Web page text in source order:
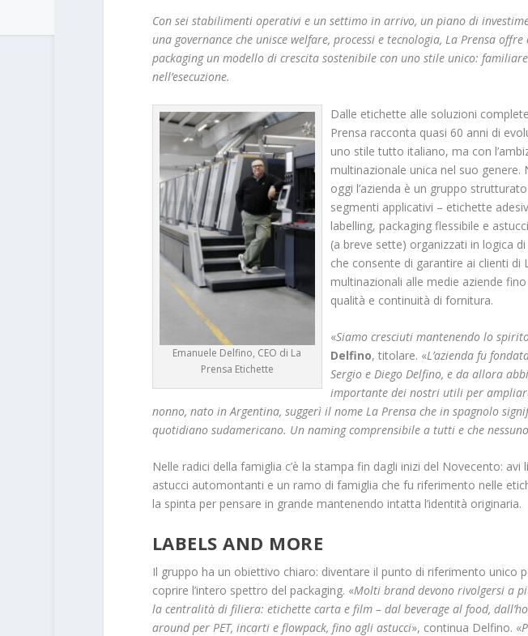
Con sei stabilimenti operativi e un settimo in arrivo, un piano di
una governance che unisce welfare, processi e tecnologia, La Prensa
packaging un modello di crescita sostenibile con uno stile unico:
nell’esecuzione.
Emanuele Delfino, CEO di La
Prensa Etichette
Dalle etichette alle soluzioni
Prensa racconta quasi 60 anni di
uno stile tutto italiano, ma con
multinazionale unica nel suo
oggi l’azienda è un gruppo
segmenti applicativi – etichette
labelling, packaging flessibile e
(a breve sette) organizzati in logica
che consente di garantire ai clienti di
multinazionali alle medie aziende
qualità e continuità di fornitura.
«Siamo cresciuti mantenendo lo
Delfino, titolare. «L’azienda fu
Sergio e Diego Delfino, e da allora
importante dei nostri utili per
nonno, nato in Argentina, suggerì il nome La Prensa che in spagnolo
quotidiano sudamericano. Un naming comprensibile a tutti e che
Nelle radici della famiglia c’è la stampa fin dagli inizi del Novecento:
astucci automontanti e un ramo di famiglia che fu riferimento nelle
la spinta per pensare in grande mantenendo intatta l’identità originaria.
LABELS AND MORE
Il gruppo ha un obiettivo chiaro: diventare il punto di riferimento unico
coprire l’intero spettro del packaging. «Molti brand devono rivolgersi a
la centralità di filiera: etichette carta e film – dal beverage al food,
around per PET, incarti e flowpack, fino agli astucci», continua Delfino. «